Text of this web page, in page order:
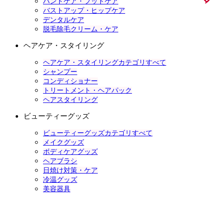
バストアップ・ヒップケア
デンタルケア
脱毛除毛クリーム・ケア
ヘアケア・スタイリング
ヘアケア・スタイリングカテゴリすべて
シャンプー
コンディショナー
トリートメント・ヘアパック
ヘアスタイリング
ビューティーグッズ
ビューティーグッズカテゴリすべて
メイクグッズ
ボディケアグッズ
ヘアブラシ
日焼け対策・ケア
冷温グッズ
美容器具